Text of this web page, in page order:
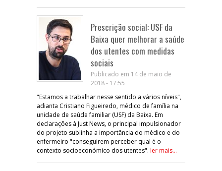
Prescrição social: USF da
Baixa quer melhorar a saúde
dos utentes com medidas
sociais
Publicado em 14 de maio de
2018 - 17:55
"Estamos a trabalhar nesse sentido a vários níveis",
adianta Cristiano Figueiredo, médico de família na
unidade de saúde familiar (USF) da Baixa. Em
declarações à Just News, o principal impulsionador
do projeto sublinha a importância do médico e do
enfermeiro "conseguirem perceber qual é o
contexto socioeconómico dos utentes". ler mais...